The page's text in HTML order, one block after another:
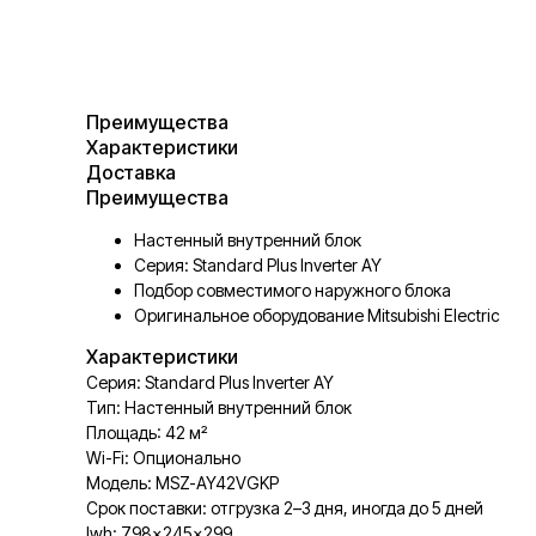
Преимущества
Характеристики
Доставка
Преимущества
Настенный внутренний блок
Серия: Standard Plus Inverter AY
Подбор совместимого наружного блока
Оригинальное оборудование Mitsubishi Electric
Характеристики
Серия: Standard Plus Inverter AY
Тип: Настенный внутренний блок
Площадь: 42 м²
Wi-Fi: Опционально
Модель: MSZ-AY42VGKP
Срок поставки: отгрузка 2–3 дня, иногда до 5 дней